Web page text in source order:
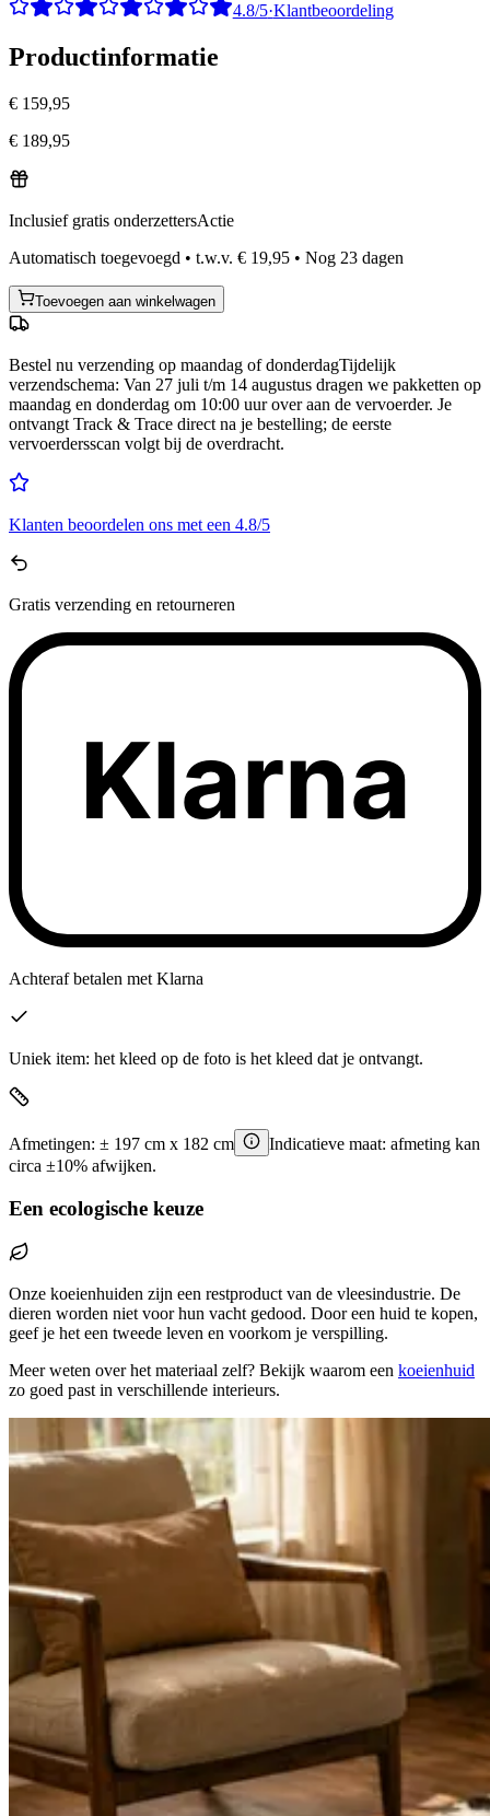
4.8/5·Klantbeoordeling
Productinformatie
€ 159,95
€ 189,95
Inclusief gratis onderzettersActie
Automatisch toegevoegd • t.w.v. € 19,95 • Nog 23 dagen
Toevoegen aan winkelwagen
Bestel nu verzending op maandag of donderdagTijdelijk
verzendschema: Van 27 juli t/m 14 augustus dragen we pakketten op
maandag en donderdag om 10:00 uur over aan de vervoerder. Je
ontvangt Track & Trace direct na je bestelling; de eerste
vervoerdersscan volgt bij de overdracht.
Klanten beoordelen ons met een 4.8/5
Gratis verzending en retourneren
Klarna
Achteraf betalen met Klarna
Uniek item: het kleed op de foto is het kleed dat je ontvangt.
Afmetingen: ± 197 cm x 182 cm
Indicatieve maat: afmeting kan
circa ±10% afwijken.
Een ecologische keuze
Onze koeienhuiden zijn een restproduct van de vleesindustrie. De
dieren worden niet voor hun vacht gedood. Door een huid te kopen,
geef je het een tweede leven en voorkom je verspilling.
Meer weten over het materiaal zelf? Bekijk waarom een koeienhuid
zo goed past in verschillende interieurs.